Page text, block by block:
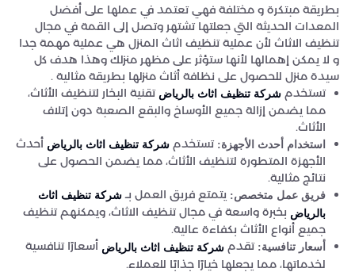
بطريقة مبتكرة و مختلفة فهي تعتمد في عملها على أفضل
المعدات الحديثة التي جعلتها تشتهر وتصل إلى القمة في مجال
تنظيف الاثاث لأن عملية تنظيف اثاث المنزل هي عملية مهمة جدا
و لا يمكن إهمالها لأنها ستؤثر على مظهر منزلك وهذا هدف كل
سيدة منزل للحصول على نظافة أثاث منزلها بطريقة مثالية .
تستخدم شركة تنظيف اثاث بالرياض تقنية البخار لتنظيف الأثاث،
مما يضمن إزالة جميع الأوساخ والبقع الصعبة دون إتلاف
الأثاث.
استخدام أحدث الأجهزة: تستخدم شركة تنظيف اثاث بالرياض أحدث
الأجهزة المتطورة لتنظيف الأثاث، مما يضمن الحصول على
نتائج مثالية.
فريق عمل متخصص: يتمتع فريق العمل بــ شركة تنظيف اثاث
بالرياض بخبرة واسعة في مجال تنظيف الاثاث، ويمكنهم تنظيف
جميع أنواع الأثاث بكفاءة عالية.
أسعار تنافسية: تقدم شركة تنظيف اثاث بالرياض أسعارًا تنافسية
لخدماتها، مما يجعلها خيارًا جذابًا للعملاء.